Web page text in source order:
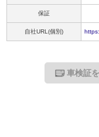
保証
自社URL(個別)
車検証